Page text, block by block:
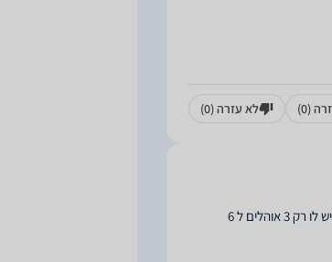
(0) לא עזרה(0)
רציתי לקנות 4 אוהלים ל 6 אנשים,ולאחר שברק אמר שיבדוק אם יש לו במלאי חזר אלי והתנצל,ואמר שיש לו רק 3 אוהלים ל 6